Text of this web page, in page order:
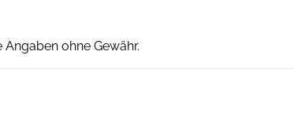
ohne Gewähr.